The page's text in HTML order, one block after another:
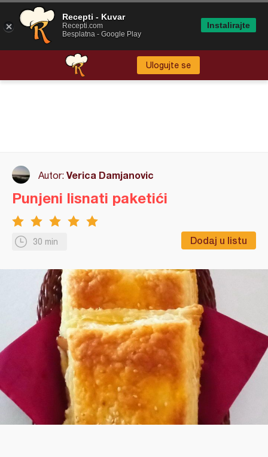
Ulogujte se
Autor: Verica Damjanovic
30 min Dodaj u listu
Punjeni lisnati paketići
Recepti - Kuvar
Recepti.com
Besplatna - Google Play
Instalirajte